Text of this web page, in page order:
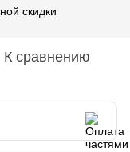
скидки
К сравнению